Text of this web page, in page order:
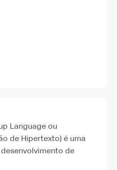
Language ou
de Hipertexto) é uma
de